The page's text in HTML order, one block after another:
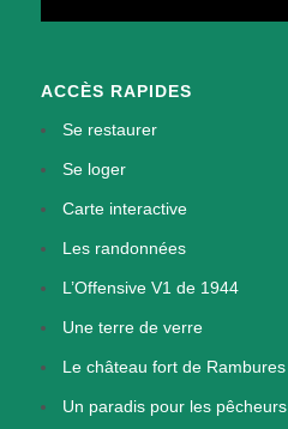
ACCÈS RAPIDES
Se restaurer
Se loger
Carte interactive
Les randonnées
L’Offensive V1 de 1944
Une terre de verre
Le château fort de Rambures
Un paradis pour les pêcheurs